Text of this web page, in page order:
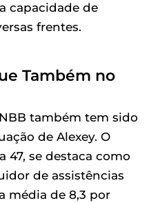
capacidade de
frentes.
Também no
também tem sido
de Alexey. O
47, se destaca como
de assistências
média de 8,3 por